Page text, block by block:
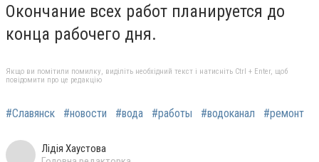
Окончание всех работ планируется до
конца рабочего дня.
Якщо ви помітили помилку, виділіть необхідний текст і натисніть Ctrl + Enter, щоб
повідомити про це редакцію
#Славянск #новости #вода #работы #водоканал #ремонт
Лідія Хаустова